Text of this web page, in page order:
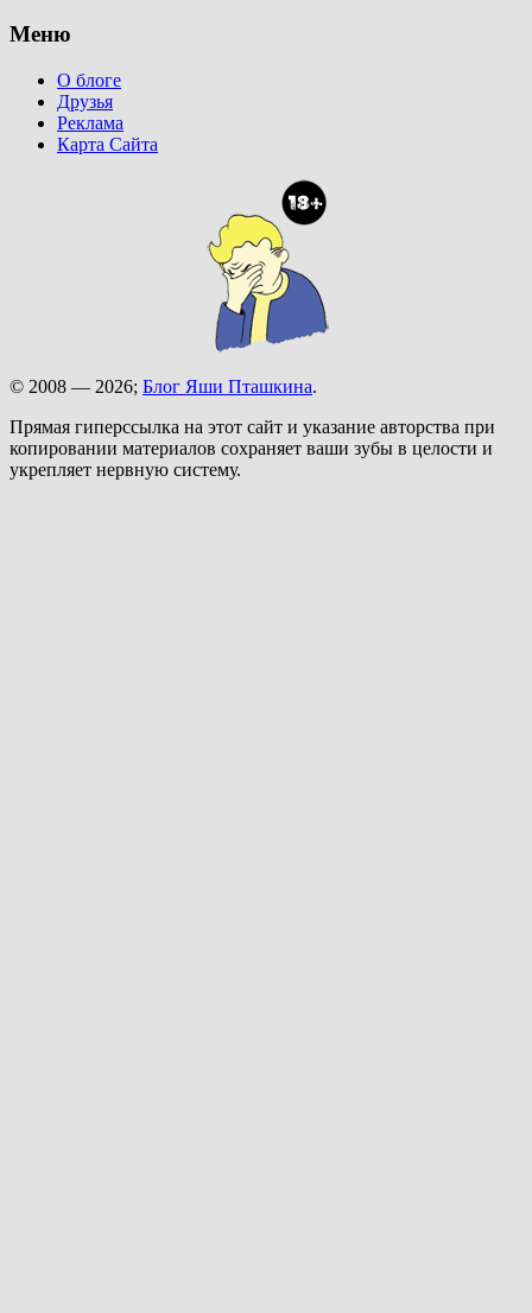
Меню
О блоге
Друзья
Реклама
Карта Сайта
© 2008 — 2026; Блог Яши Пташкина.
Прямая гиперссылка на этот сайт и указание авторства при
копировании материалов сохраняет ваши зубы в целости и
укрепляет нервную систему.